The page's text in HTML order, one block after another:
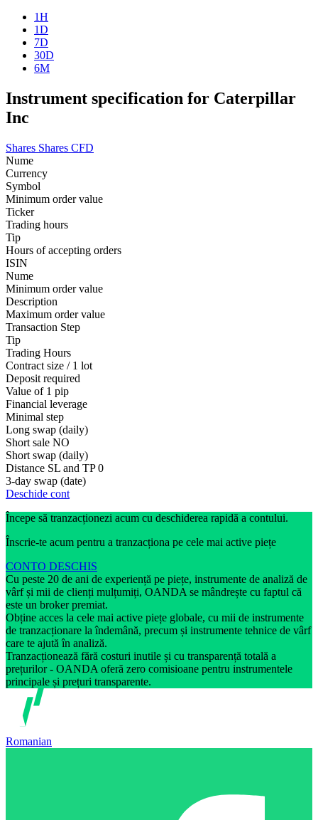
1H
1D
7D
30D
6M
Instrument specification for Caterpillar
Inc
Shares Shares CFD
Nume
Currency
Symbol
Minimum order value
Ticker
Trading hours
Tip
Hours of accepting orders
ISIN
Nume
Minimum order value
Description
Maximum order value
Transaction Step
Tip
Trading Hours
Contract size / 1 lot
Deposit required
Value of 1 pip
Financial leverage
Minimal step
Long swap (daily)
Short sale NO
Short swap (daily)
Distance SL and TP 0
3-day swap (date)
Deschide cont
Începe să tranzacționezi acum cu deschiderea rapidă a contului.
Înscrie-te acum pentru a tranzacționa pe cele mai active piețe
CONTO DESCHIS
Cu peste 20 de ani de experiență pe piețe, instrumente de analiză de
vârf și mii de clienți mulțumiți, OANDA se mândrește cu faptul că
este un broker premiat.
Obține acces la cele mai active piețe globale, cu mii de instrumente
de tranzacționare la îndemână, precum și instrumente tehnice de vârf
care te ajută în analiză.
Tranzacționează fără costuri inutile și cu transparență totală a
prețurilor - OANDA oferă zero comisioane pentru instrumentele
principale și prețuri transparente.
Romanian